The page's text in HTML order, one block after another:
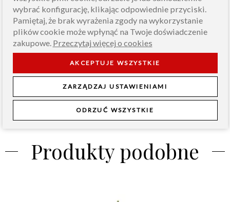
*pola obowiązkowe
Produkty podobne
wybrać konfigurację, klikając odpowiednie przyciski.
Pamiętaj, że brak wyrażenia zgody na wykorzystanie
plików cookie może wpłynąć na Twoje doświadczenie
zakupowe. Przeczytaj więcej o cookies
AKCEPTUJE WSZYSTKIE
ZARZĄDZAJ USTAWIENIAMI
ODRZUĆ WSZYSTKIE